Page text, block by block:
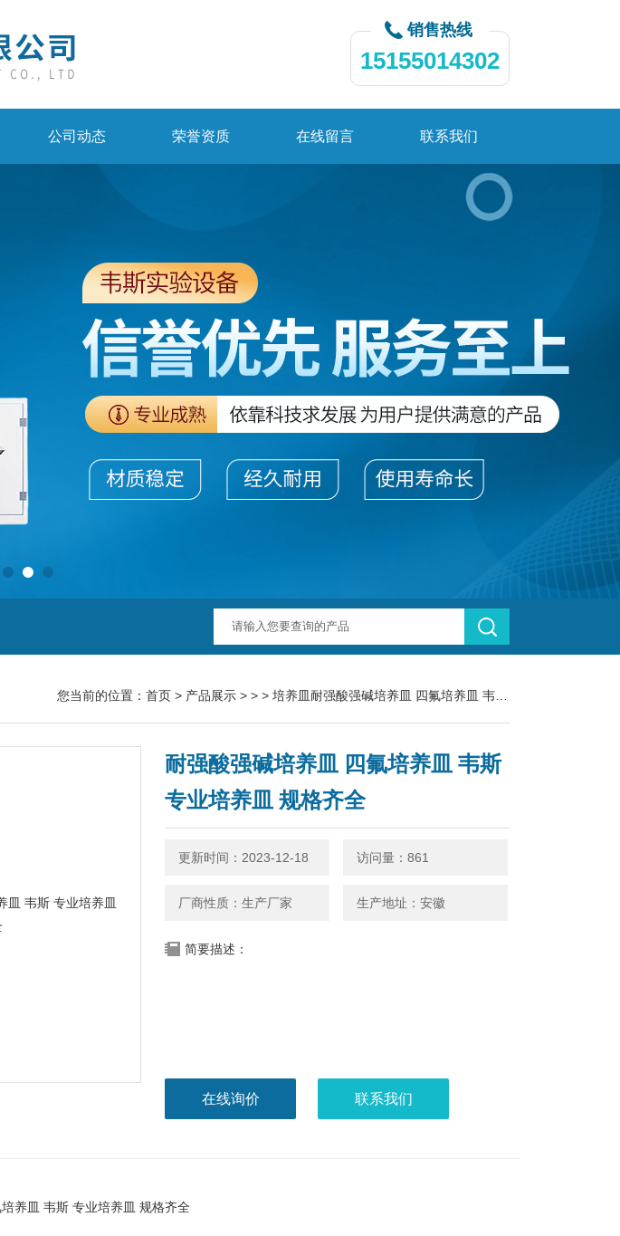
销售热线
15155014302
公司动态 荣誉资质 在线留言 联系我们
您当前的位置： 首页 > 产品展示 > > > 培养皿耐强酸强碱培养皿 四氟培养皿 韦斯 专业培养皿 规格齐全
耐强酸强碱培养皿 四氟培养皿 韦斯
专业培养皿 规格齐全
更新时间：2023-12-18 访问量：861
厂商性质：生产厂家 生产地址：安徽
简要描述：
在线询价 联系我们
养皿 韦斯 专业培养皿 规格齐全